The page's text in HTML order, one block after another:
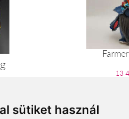
sütiket használ
13